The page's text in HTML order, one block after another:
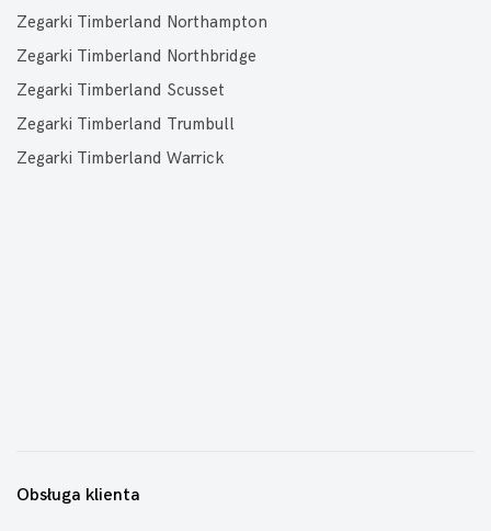
Zegarki Timberland Northampton
Zegarki Timberland Northbridge
Zegarki Timberland Scusset
Zegarki Timberland Trumbull
Zegarki Timberland Warrick
Obsługa klienta